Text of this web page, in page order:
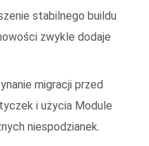
stabilnego buildu
zwykle dodaje
migracji przed
i użycia Module
niespodzianek.